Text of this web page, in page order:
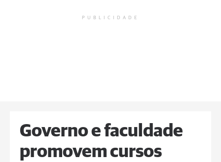
PUBLICIDADE
Governo e faculdade
promovem cursos